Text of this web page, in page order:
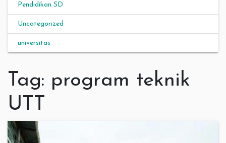
Pendidikan SD
Uncategorized
universitas
Tag: program teknik
UTT